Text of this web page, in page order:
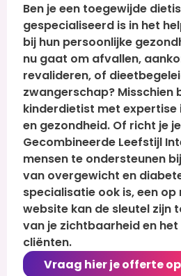
Ben je een toegewijde
gespecialiseerd is in het
bij hun persoonlijke
nu gaat om afvallen,
revalideren, of
zwangerschap? Misschien
kinderdietist met expertise
en gezondheid. Of richt je
Gecombineerde Leefstijl
mensen te ondersteunen
van overgewicht en
specialisatie ook is, een
website kan de sleutel zijn
van je zichtbaarheid en het
cliënten.
Vraag hier je offerte op